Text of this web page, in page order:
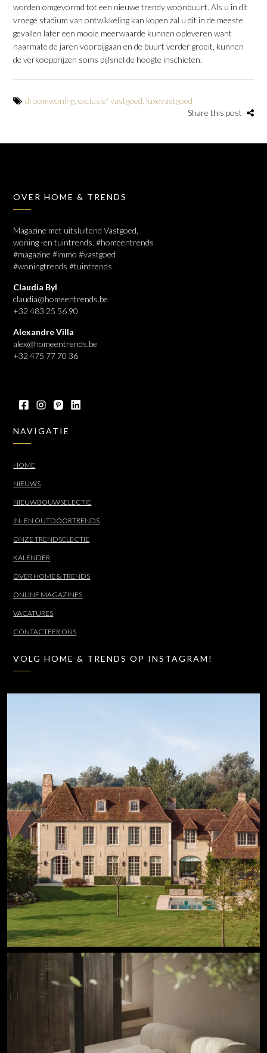
worden omgevormd tot een nieuwe trendy woonbuurt. Als u in dit
vroege stadium van ontwikkeling kan kopen zal u dit in de meeste
gevallen later een mooie meerwaarde kunnen opleveren want
naarmate de jaren voorbijgaan en de buurt verder groeit, kunnen
de verkoopprijzen soms pijlsnel de hoogte inschieten.
droomwoning ,exclusief vastgoed luxevastgoed
Share this post
OVER HOME & TRENDS
Magazine met uitsluitend Vastgoed,
woning -en tuintrends. #homeentrends
#magazine #immo #vastgoed
#woningtrends #tuintrends
Claudia Byl
claudia@homeentrends.be
+32 483 25 56 90
Alexandre Villa
alex@homeentrends.be
+32 475 77 70 36
NAVIGATIE
HOME
NIEUWS
NIEUWBOUWSELECTIE
IN- EN OUTDOORTRENDS
ONZE TRENDSELECTIE
KALENDER
OVER HOME & TRENDS
ONLINE MAGAZINES
VACATURES
CONTACTEER ONS
VOLG HOME & TRENDS OP INSTAGRAM!